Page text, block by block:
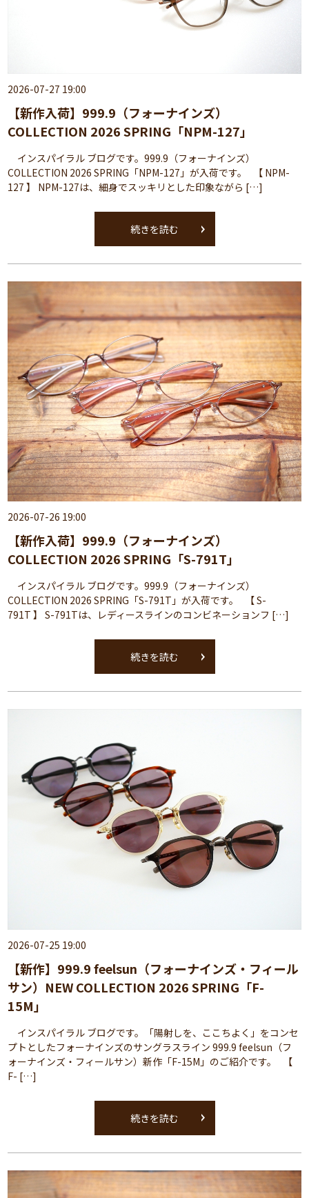
2026-07-27 19:00
【新作入荷】999.9（フォーナインズ）
COLLECTION 2026 SPRING「NPM-127」
インスパイラル ブログです。999.9（フォーナインズ）
COLLECTION 2026 SPRING「NPM-127」が入荷です。 【 NPM-
127 】 NPM-127は、細身でスッキリとした印象ながら […]
続きを読む
2026-07-26 19:00
【新作入荷】999.9（フォーナインズ）
COLLECTION 2026 SPRING「S-791T」
インスパイラル ブログです。999.9（フォーナインズ）
COLLECTION 2026 SPRING「S-791T」が入荷です。 【 S-
791T 】 S-791Tは、レディースラインのコンビネーションフ […]
続きを読む
2026-07-25 19:00
【新作】999.9 feelsun（フォーナインズ・フィール
サン）NEW COLLECTION 2026 SPRING「F-
15M」
インスパイラル ブログです。「陽射しを、ここちよく」をコンセ
プトとしたフォーナインズのサングラスライン 999.9 feelsun（フ
ォーナインズ・フィールサン）新作「F-15M」のご紹介です。 【
F- […]
続きを読む